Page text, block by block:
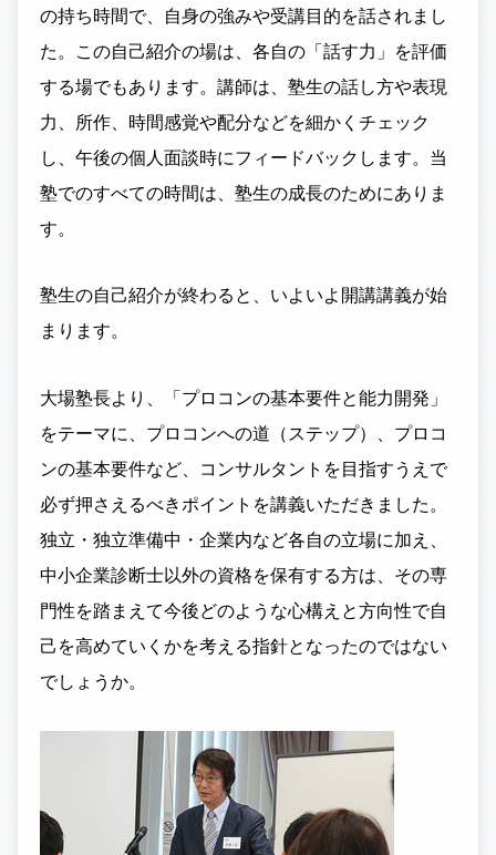
の持ち時間で、自身の強みや受講目的を話されまし
た。この自己紹介の場は、各自の「話す力」を評価
する場でもあります。講師は、塾生の話し方や表現
力、所作、時間感覚や配分などを細かくチェック
し、午後の個人面談時にフィードバックします。当
塾でのすべての時間は、塾生の成長のためにありま
す。
塾生の自己紹介が終わると、いよいよ開講講義が始
まります。
大場塾長より、「プロコンの基本要件と能力開発」
をテーマに、プロコンへの道（ステップ）、プロコ
ンの基本要件など、コンサルタントを目指すうえで
必ず押さえるべきポイントを講義いただきました。
独立・独立準備中・企業内など各自の立場に加え、
中小企業診断士以外の資格を保有する方は、その専
門性を踏まえて今後どのような心構えと方向性で自
己を高めていくかを考える指針となったのではない
でしょうか。